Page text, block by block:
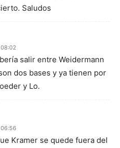
Saludos
salir entre Weidermann
dos bases y ya tienen por
y Lo.
Kramer se quede fuera del